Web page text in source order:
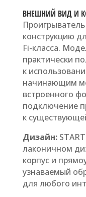
ВНЕШНИЙ ВИД И
конструкцию
Fi-класса.
практически
к
начинающим
встроенного
подключение
к
Дизайн:
лаконичном
корпус и
узнаваемый
для любого